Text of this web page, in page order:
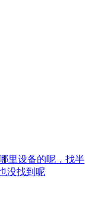
里设备的呢，找半
没找到呢